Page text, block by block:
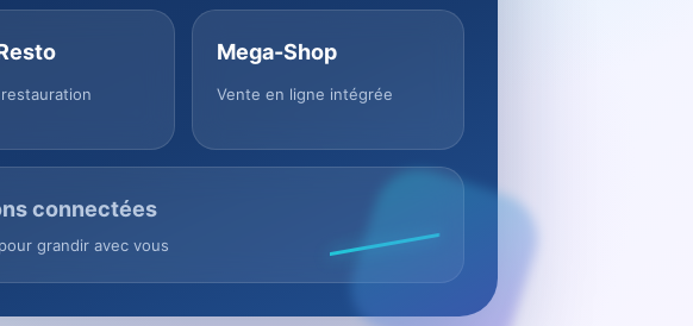
Mega-Shop
Vente en ligne intégrée
connectées
grandir avec vous